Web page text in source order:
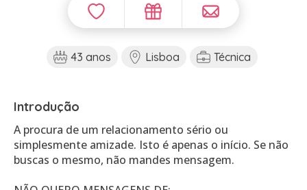
43 anos Lisboa Técnica
Introdução
A procura de um relacionamento sério ou
simplesmente amizade. Isto é apenas o início. Se não
buscas o mesmo, não mandes mensagem.